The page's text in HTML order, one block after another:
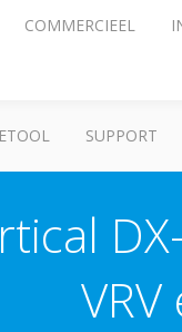
COMMERCIEEL
SUPPORT
VRV